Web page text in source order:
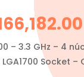
– 3.3 GHz – 4
Socket –